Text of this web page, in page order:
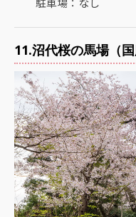
11.沼代桜の馬場（国